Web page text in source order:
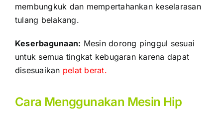
membungkuk dan mempertahankan keselarasan
tulang belakang.
Keserbagunaan: Mesin dorong pinggul sesuai
untuk semua tingkat kebugaran karena dapat
disesuaikan pelat berat.
Cara Menggunakan Mesin Hip